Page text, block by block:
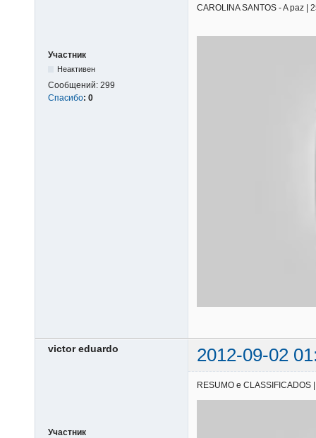
Участник
Неактивен
Сообщений: 299
Спасибо: 0
CAROLINA SANTOS - A paz |
victor eduardo 2012-09-02
Участник
RESUMO e